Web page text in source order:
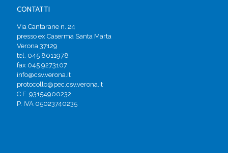
CONTATTI
Via Cantarane n. 24
presso ex Caserma Santa Marta
Verona 37129
tel. 045 8011978
fax 045 9273107
info@csv.verona.it
protocollo@pec.csv.verona.it
C.F. 93154900232
P. IVA 05023740235